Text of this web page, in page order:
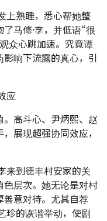
上熟睡，悉心帮她整
马修·李，并低语“很
众心跳加速。究竟谭
响下流露的真心，引
应
高斗心、尹炳熙、赵
展现超强协同效应，
来到德丰村安家的关
层次。她无论是对村
善意对待。尤其自荐
珍的诙谐举动，使剧